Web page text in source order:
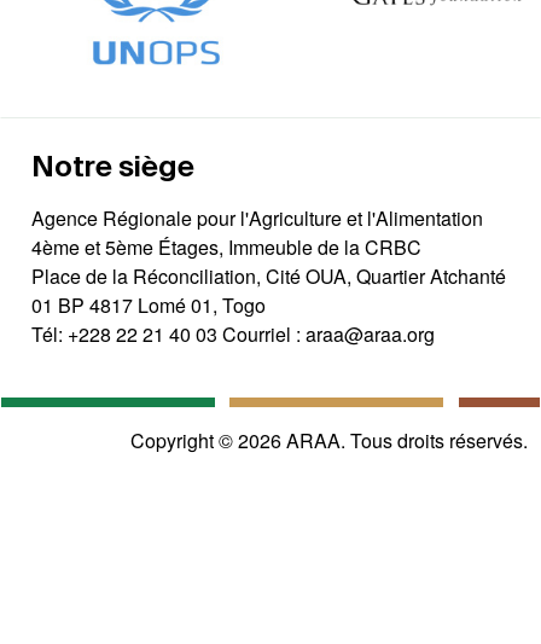
Notre siège
Agence Régionale pour l'Agriculture et l'Alimentation
4ème et 5ème Étages, Immeuble de la CRBC
Place de la Réconciliation, Cité OUA, Quartier Atchanté
01 BP 4817 Lomé 01, Togo
Tél: +228 22 21 40 03 Courriel : araa@araa.org
Copyright © 2026 ARAA. Tous droits réservés.